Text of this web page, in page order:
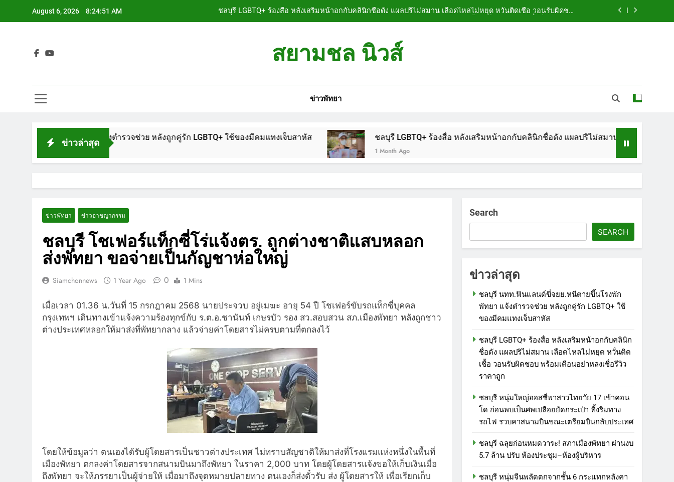
August 6, 2026 8:24:52 AM
ชลบุรี LGBTQ+ ร้องสื่อ หลังเสริมหน้าอกกับคลินิกชื่อดัง แผลปริไม่สมาน เลือดไหลไม่หยุด หวั่นติดเชื้อ วอนรับผิดชอบ
ชลบุรี ฉลุยก่อนหมดวาระ! สภาเมืองพัทยา ผ่านงบ 5.7 ล้าน ปรับ ห้องประชุม–ห้องผู้บริหาร
ชลบุรี LGBTQ+ ร้องสื่อ หลังเสริมหน้าอกกับคลินิกชื่อดัง แผลปริไม่สมาน เลือดไหลไม่หยุด หวั่นติดเชื้อ วอนรับผิดชอบ
ชลบุรี ฉลุยก่อนหมดวาระ! สภาเมืองพัทยา ผ่านงบ 5.7 ล้าน ปรับ ห้องประชุม–ห้องผู้บริหาร
สยามชล นิวส์
ข่าวพัทยา
ข่าวล่าสุด
ขึ้นโรงพักพัทยา แจ้งตำรวจช่วย หลังถูกคู่รัก LGBTQ+ ใช้ของมีคมแทงเจ็บสาหัส ชลบุรี LGBTQ+ ร้องสื่อ หลังเสริมหน้าอกกับคลินิกชื่อดัง แผลปริไม่สมาน เลือดไหลไม่หยุด หวั่น
1 Month Ago
ข่าวพัทยา ข่าวอาชญากรรม
ชลบุรี โชเฟอร์แท็กซี่โร่แจ้งตร. ถูกต่างชาติแสบหลอก
ส่งพัทยา ขอจ่ายเป็นกัญชาห่อใหญ่
Siamchonnews 1 Year Ago 0 1 Mins
เมื่อเวลา 01.36 น.วันที่ 15 กรกฎาคม 2568 นายประจวบ อยู่เมฆะ อายุ 54 ปี โชเฟอร์ขับรถแท็กซี่บุคคล
กรุงเทพฯ เดินทางเข้าแจ้งความร้องทุกข์กับ ร.ต.อ.ชานันท์ เกษรบัว รอง สว.สอบสวน สภ.เมืองพัทยา หลังถูกชาว
ต่างประเทศหลอกให้มาส่งที่พัทยากลาง แล้วจ่ายค่าโดยสารไม่ครบตามที่ตกลงไว้
โดยให้ข้อมูลว่า ตนเองได้รับผู้โดยสารเป็นชาวต่างประเทศ ไม่ทราบสัญชาติให้มาส่งที่โรงแรมแห่งหนึ่งในพื้นที่
เมืองพัทยา ตกลงค่าโดยสารจากสนามบินมาถึงพัทยา ในราคา 2,000 บาท โดยผู้โดยสารแจ้งขอให้เก็บเงินเมื่อ
ถึงพัทยา จะให้ภรรยาเป็นผู้จ่ายให้ เมื่อมาถึงจุดหมายปลายทาง ตนเองก็ส่งตั๋วรับ ส่ง ผู้โดยสารให้ เพื่อเรียกเก็บ
Search
SEARCH
ข่าวล่าสุด
ชลบุรี นทท.ฟินแลนด์ขี่จยย.หนีตายขึ้นโรงพัก
พัทยา แจ้งตำรวจช่วย หลังถูกคู่รัก LGBTQ+ ใช้
ของมีคมแทงเจ็บสาหัส
ชลบุรี LGBTQ+ ร้องสื่อ หลังเสริมหน้าอกกับคลินิก
ชื่อดัง แผลปริไม่สมาน เลือดไหลไม่หยุด หวั่นติด
เชื้อ วอนรับผิดชอบ พร้อมเตือนอย่าหลงเชื่อรีวิว
ราคาถูก
ชลบุรี หนุ่มใหญ่ออสซี่พาสาวไทยวัย 17 เข้าคอน
โด ก่อนพบเป็นศพเปลือยยัดกระเป๋า ทิ้งริมทาง
รถไฟ รวบคาสนามบินขณะเตรียมบินกลับประเทศ
ชลบุรี ฉลุยก่อนหมดวาระ! สภาเมืองพัทยา ผ่านงบ
5.7 ล้าน ปรับ ห้องประชุม–ห้องผู้บริหาร
ชลบุรี หนุ่มจีนพลัดตกจากชั้น 6 กระแทกหลังคา